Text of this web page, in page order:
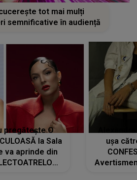
tot mai mulți
semnificative în audiență
pregătește O
la Sala
va aprinde din
ușa